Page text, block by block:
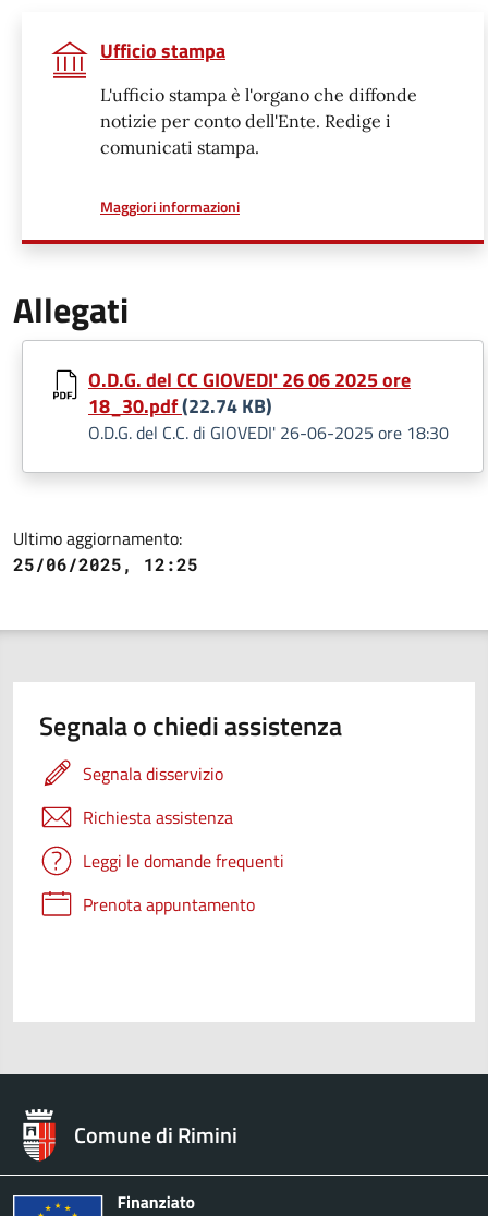
Ufficio stampa
L'ufficio stampa è l'organo che diffonde
notizie per conto dell'Ente. Redige i
comunicati stampa.
Maggiori informazionia proposito di
Allegati
O.D.G. del CC GIOVEDI' 26 06 2025 ore
18_30.pdf(22.74 KB)
O.D.G. del C.C. di GIOVEDI' 26-06-2025 ore 18:30
Ultimo aggiornamento:
25/06/2025, 12:25
Segnala o chiedi assistenza
Segnala disservizio
Richiesta assistenza
Leggi le domande frequenti
Prenota appuntamento
Comune di Rimini